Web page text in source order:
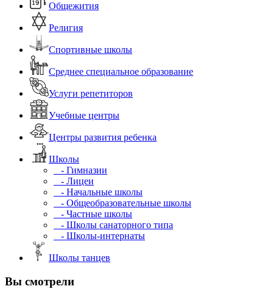
Общежития
Религия
Спортивные школы
Среднее специальное образование
Услуги репетиторов
Учебные центры
Центры развития ребенка
Школы
- Гимназии
- Лицеи
- Начальные школы
- Общеобразовательные школы
- Частные школы
- Школы санаторного типа
- Школы-интернаты
Школы танцев
Вы смотрели